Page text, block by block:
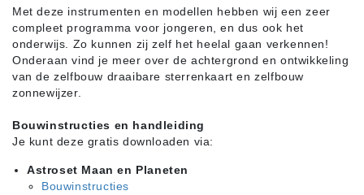
Met deze instrumenten en modellen hebben wij een zeer
compleet programma voor jongeren, en dus ook het
onderwijs. Zo kunnen zij zelf het heelal gaan verkennen!
Onderaan vind je meer over de achtergrond en ontwikkeling
van de zelfbouw draaibare sterrenkaart en zelfbouw
zonnewijzer.
Bouwinstructies en handleiding
Je kunt deze gratis downloaden via:
Astroset Maan en Planeten
Bouwinstructies